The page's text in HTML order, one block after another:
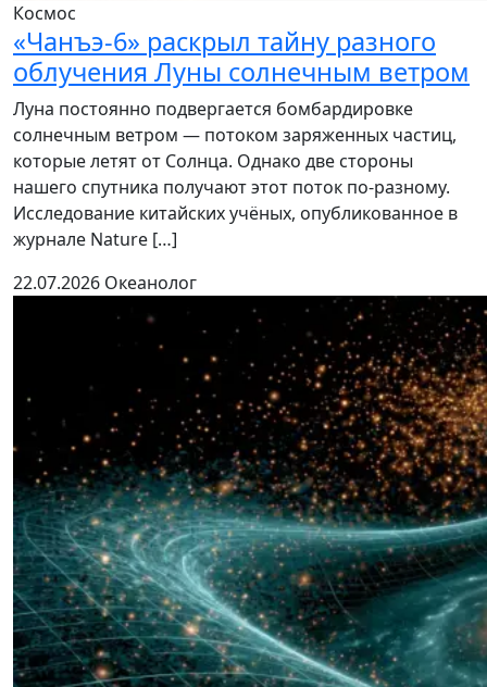
Космос
«Чанъэ-6» раскрыл тайну разного
облучения Луны солнечным ветром
Луна постоянно подвергается бомбардировке
солнечным ветром — потоком заряженных частиц,
которые летят от Солнца. Однако две стороны
нашего спутника получают этот поток по-разному.
Исследование китайских учёных, опубликованное в
журнале Nature […]
22.07.2026 Океанолог